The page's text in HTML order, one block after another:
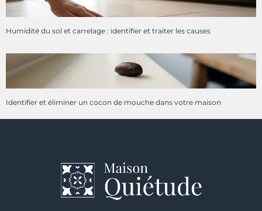
Humidité du sol et carrelage : identifier et traiter les causes
Identifier et éliminer un cocon de mouche dans votre maison